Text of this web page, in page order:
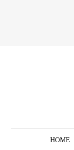
HOME